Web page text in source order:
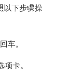
以下步骤操
车。
卡。